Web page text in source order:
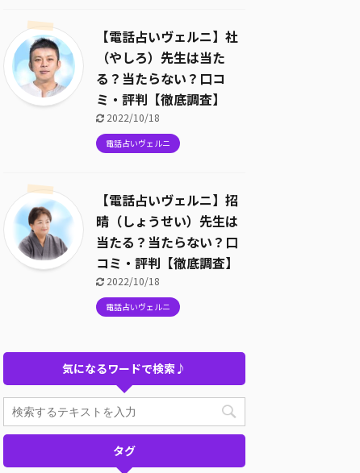
【電話占いヴェルニ】社
（やしろ）先生は当た
る？当たらない？口コ
ミ・評判【徹底調査】
2022/10/18
電話占いヴェルニ
【電話占いヴェルニ】招
晴（しょうせい）先生は
当たる？当たらない？口
コミ・評判【徹底調査】
2022/10/18
電話占いヴェルニ
気になるワードで検索♪
タグ